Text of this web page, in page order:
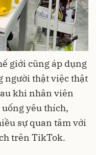
giới cũng áp dụng
người thật việc thật
khi nhân viên
yêu thích,
sự quan tâm với
trên TikTok.